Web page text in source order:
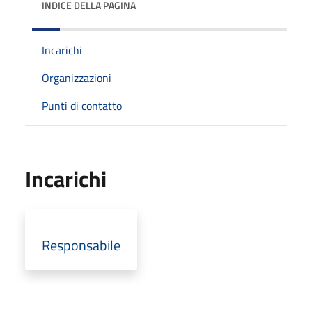
INDICE DELLA PAGINA
Incarichi
Organizzazioni
Punti di contatto
Incarichi
Responsabile